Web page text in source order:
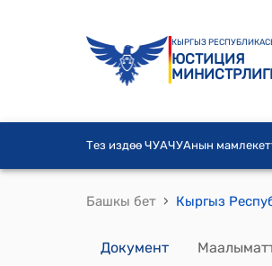
КЫРГЫЗ
ЮСТИЦИЯ
Тез издөө ЧУАЧУАнын
Башкы бет ›
Документ